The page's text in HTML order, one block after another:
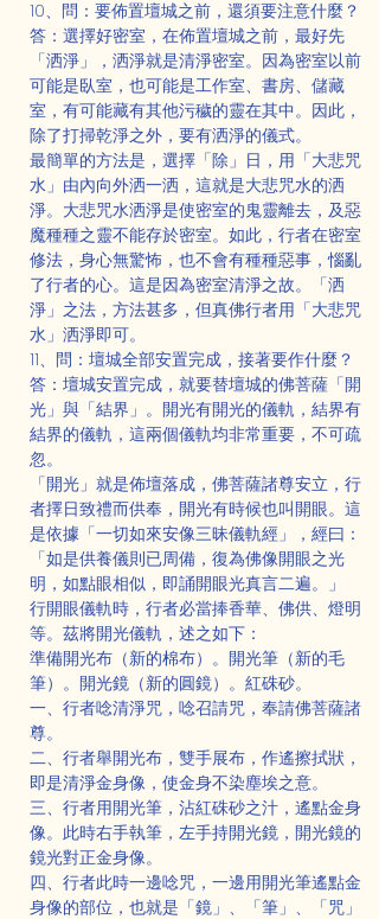
10、問：要佈置壇城之前，還須要注意什麼？
答：選擇好密室，在佈置壇城之前，最好先
「洒淨」，洒淨就是清淨密室。因為密室以前
可能是臥室，也可能是工作室、書房、儲藏
室，有可能藏有其他污穢的靈在其中。因此，
除了打掃乾淨之外，要有洒淨的儀式。
最簡單的方法是，選擇「除」日，用「大悲咒
水」由內向外洒一洒，這就是大悲咒水的洒
淨。大悲咒水洒淨是使密室的鬼靈離去，及惡
魔種種之靈不能存於密室。如此，行者在密室
修法，身心無驚怖，也不會有種種惡事，惱亂
了行者的心。這是因為密室清淨之故。「洒
淨」之法，方法甚多，但真佛行者用「大悲咒
水」洒淨即可。
11、問：壇城全部安置完成，接著要作什麼？
答：壇城安置完成，就要替壇城的佛菩薩「開
光」與「結界」。開光有開光的儀軌，結界有
結界的儀軌，這兩個儀軌均非常重要，不可疏
忽。
「開光」就是佈壇落成，佛菩薩諸尊安立，行
者擇日致禮而供奉，開光有時候也叫開眼。這
是依據「一切如來安像三昧儀軌經」，經曰：
「如是供養儀則已周備，復為佛像開眼之光
明，如點眼相似，即誦開眼光真言二遍。」
行開眼儀軌時，行者必當捧香華、佛供、燈明
等。茲將開光儀軌，述之如下：
準備開光布（新的棉布）。開光筆（新的毛
筆）。開光鏡（新的圓鏡）。紅硃砂。
一、行者唸清淨咒，唸召請咒，奉請佛菩薩諸
尊。
二、行者舉開光布，雙手展布，作遙擦拭狀，
即是清淨金身像，使金身不染塵埃之意。
三、行者用開光筆，沾紅硃砂之汁，遙點金身
像。此時右手執筆，左手持開光鏡，開光鏡的
鏡光對正金身像。
四、行者此時一邊唸咒，一邊用開光筆遙點金
身像的部位，也就是「鏡」、「筆」、「咒」